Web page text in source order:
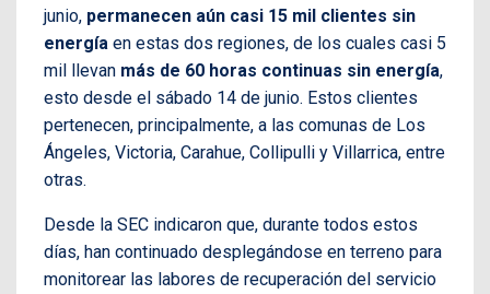
junio, permanecen aún casi 15 mil clientes sin
energía en estas dos regiones, de los cuales casi 5
mil llevan más de 60 horas continuas sin energía,
esto desde el sábado 14 de junio. Estos clientes
pertenecen, principalmente, a las comunas de Los
Ángeles, Victoria, Carahue, Collipulli y Villarrica, entre
otras.
Desde la SEC indicaron que, durante todos estos
días, han continuado desplegándose en terreno para
monitorear las labores de recuperación del servicio